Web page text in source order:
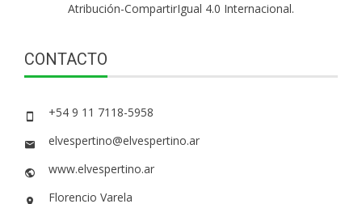
Atribución-CompartirIgual 4.0 Internacional.
CONTACTO
+54 9 11 7118-5958
elvespertino@elvespertino.ar
www.elvespertino.ar
Florencio Varela